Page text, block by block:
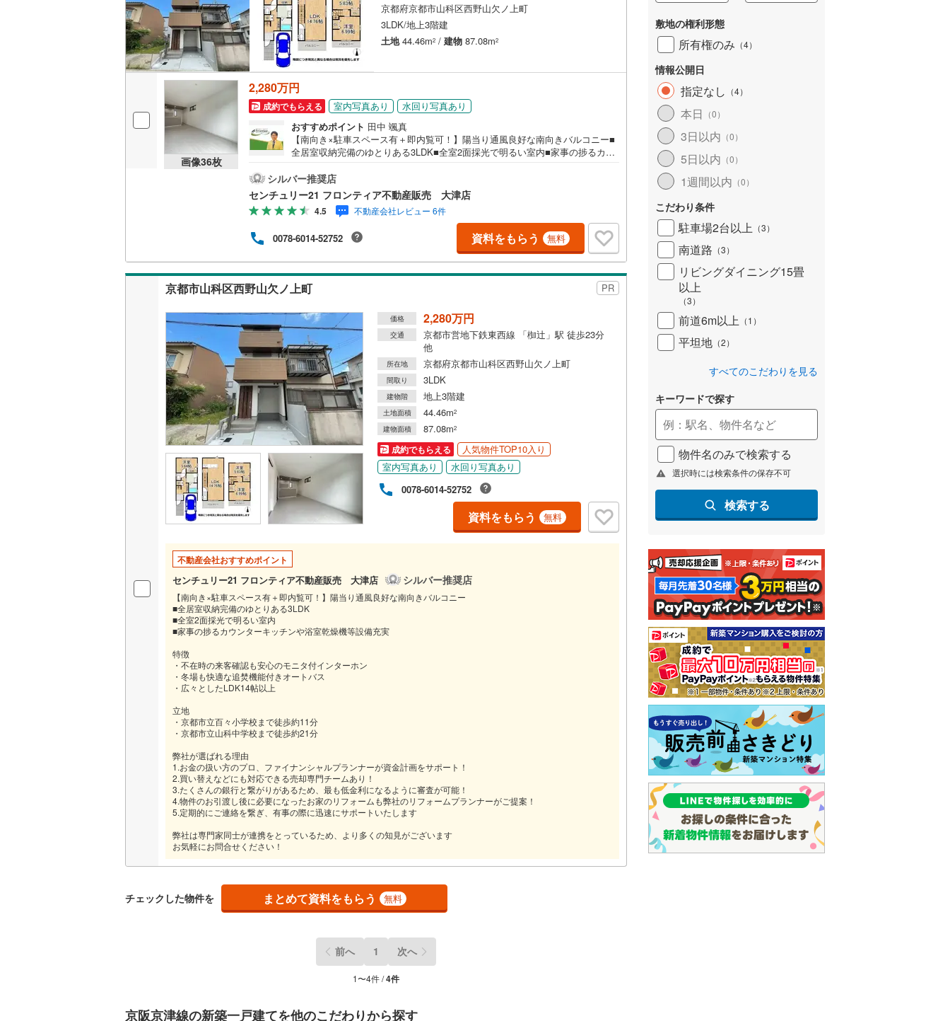
京都府京都市山科区西野山欠ノ上町
3LDK/地上3階建
土地44.46m2 / 建物 87.08m2
画像36枚
2,280万円
成約でもらえる 室内写真あり
水回り写真あり
おすすめポイント 田中 颯真
【南向き×駐車スペース有＋即内覧可！】陽当り通風良好な南向きバルコニー■
全居室収納完備のゆとりある3LDK■全室2面採光で明るい室内■家事の捗るカウ
タ付インターホン・冬場も快適な追焚機能付きオートバス・広々としたLDK14
帖以上 立地・京都市立百々小学校まで徒歩約11分・京都市立山科中学校まで徒
歩約21分 弊社が選ばれる理由 1.お金の扱い方のプロ、ファイナンシャルプラン
ナーが資金計画をサポート！2.買い替えなどにも対応できる売却専門チームあ
り！3.たくさんの銀行と繋がりがあるため、最も低金利になるように審査が可
能！4.物件のお引渡し後に必要になったお家のリフォームも弊社のリフォーム
プランナーがご提案！5.定期的にご連絡を繋ぎ、有事の際に迅速にサポートい
たします弊社は専門家同士が連携をとっているため、より多くの知見がござい
ますお気軽にお問合せください！
シルバー推奨店
センチュリー21 フロンティア不動産販売 大津店
4.5 不動産会社レビュー 6件
0078-6014-52752 資料をもらう 無料
京都市山科区西野山欠ノ上町 PR
価格 2,280万円
交通
京都市営地下鉄東西線 「椥辻」駅 徒歩23分
他
所在地 京都府京都市山科区西野山欠ノ上町
間取り 3LDK
建物階 地上3階建
土地面積 44.46m2
建物面積 87.08m2
成約でもらえる
人気物件TOP10入り
室内写真あり
水回り写真あり
0078-6014-52752
資料をもらう 無料
不動産会社おすすめポイント
センチュリー21 フロンティア不動産販売 大津店 シルバー推奨店
【南向き×駐車スペース有＋即内覧可！】陽当り通風良好な南向きバルコニー
■全居室収納完備のゆとりある3LDK
■全室2面採光で明るい室内
■家事の捗るカウンターキッチンや浴室乾燥機等設備充実
特徴
・不在時の来客確認も安心のモニタ付インターホン
・冬場も快適な追焚機能付きオートバス
・広々としたLDK14帖以上
立地
・京都市立百々小学校まで徒歩約11分
・京都市立山科中学校まで徒歩約21分
弊社が選ばれる理由
1.お金の扱い方のプロ、ファイナンシャルプランナーが資金計画をサポート！
2.買い替えなどにも対応できる売却専門チームあり！
3.たくさんの銀行と繋がりがあるため、最も低金利になるように審査が可能！
4.物件のお引渡し後に必要になったお家のリフォームも弊社のリフォームプランナーがご提案！
5.定期的にご連絡を繋ぎ、有事の際に迅速にサポートいたします
弊社は専門家同士が連携をとっているため、より多くの知見がございます
お気軽にお問合せください！
チェックした物件を まとめて資料をもらう 無料
前へ 1 次へ
1〜4件 /4件
京阪京津線の新築一戸建てを他のこだわりから探す
敷地の権利形態
所有権のみ （4）
情報公開日
指定なし （4）
本日 （0）
3日以内 （0）
5日以内 （0）
1週間以内 （0）
こだわり条件
駐車場2台以上 （3）
南道路 （3）
リビングダイニング15畳
以上
（3）
前道6m以上 （1 ）
平坦地 （2）
すべてのこだわりを見る
キーワードで探す
物件名のみで検索する
選択時には検索条件の保存不可
検索する